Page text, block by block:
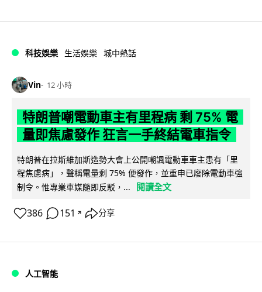
科技娛樂 生活娛樂 城中熱話
Vin 12 小時
特朗普嘲電動車主有里程病 剩 75% 電
量即焦慮發作 狂言一手終結電車指令
特朗普在拉斯維加斯造勢大會上公開嘲諷電動車車主患有「里
程焦慮病」，聲稱電量剩 75% 便發作，並重申已廢除電動車強
制令。惟專業車媒隨即反駁，...
閱讀全文
386 151 ↗ 分享
人工智能